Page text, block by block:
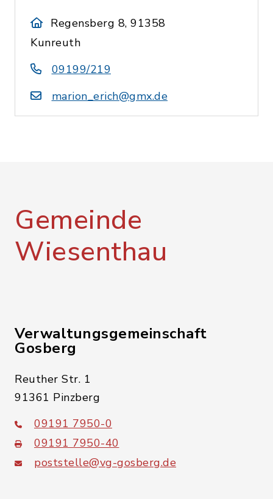
Regensberg 8, 91358
Kunreuth
09199/219
marion_erich@gmx.de
Gemeinde
Wiesenthau
Verwaltungsgemeinschaft
Gosberg
Reuther Str. 1
91361 Pinzberg
09191 7950-0
09191 7950-40
poststelle@vg-gosberg.de